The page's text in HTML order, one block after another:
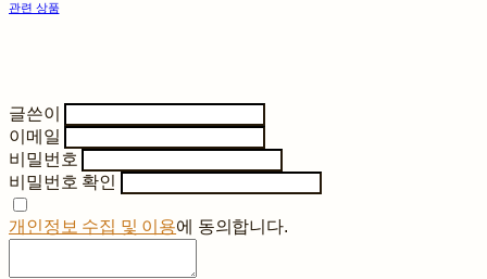
관련 상품
글쓴이
이메일
비밀번호
비밀번호 확인
개인정보 수집 및 이용에 동의합니다.